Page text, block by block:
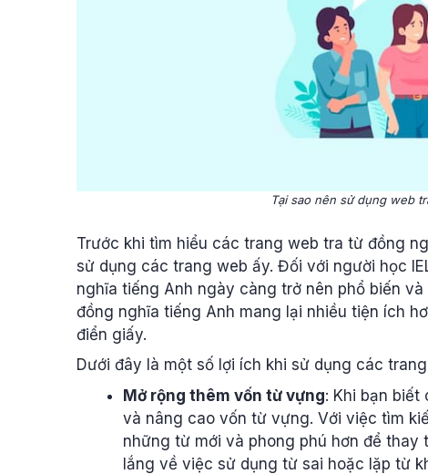
Tại sao nên sử dụng web
Trước khi tìm hiểu các trang web tra từ đồng
sử dụng các trang web ấy. Đối với người học
nghĩa tiếng Anh ngày càng trở nên phổ biến
đồng nghĩa tiếng Anh mang lại nhiều tiện ích
điển giấy.
Dưới đây là một số lợi ích khi sử dụng các
Mở rộng thêm vốn từ vựng: Khi bạn biết
và nâng cao vốn từ vựng. Với việc tìm
những từ mới và phong phú hơn để
lắng về việc sử dụng từ sai hoặc lặp từ